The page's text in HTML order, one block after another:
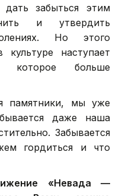
забыться этим
и утвердить
Но этого
наступает
которое больше
памятники, мы уже
даже наша
Забывается
гордиться и что
«Невада —